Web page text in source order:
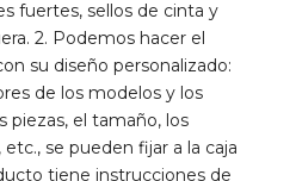
fuertes, sellos de cinta y
2. Podemos hacer el
su diseño personalizado:
de los modelos y los
piezas, el tamaño, los
se pueden fijar a la caja
tiene instrucciones de